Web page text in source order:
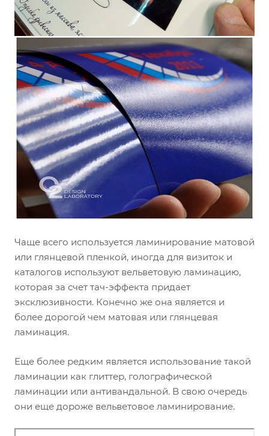
Чаще всего используется ламинирование матовой
или глянцевой пленкой, иногда для визиток и
каталогов используют вельветовую ламинацию,
которая за счет тач-эффекта придает
эксклюзивности. Конечно же она является и
более дорогой чем матовая или глянцевая
ламинация.
Еще более редким является использование такой
ламинации как глиттер, голографической
ламинации или антивандальной. В свою очередь
они еще дороже вельветовое ламинирование.